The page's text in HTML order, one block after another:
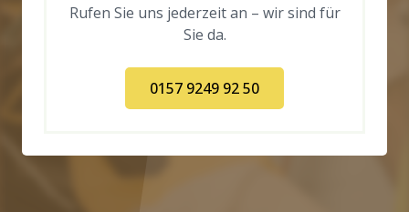
Rufen Sie uns jederzeit an – wir sind für
Sie da.
0157 9249 92 50